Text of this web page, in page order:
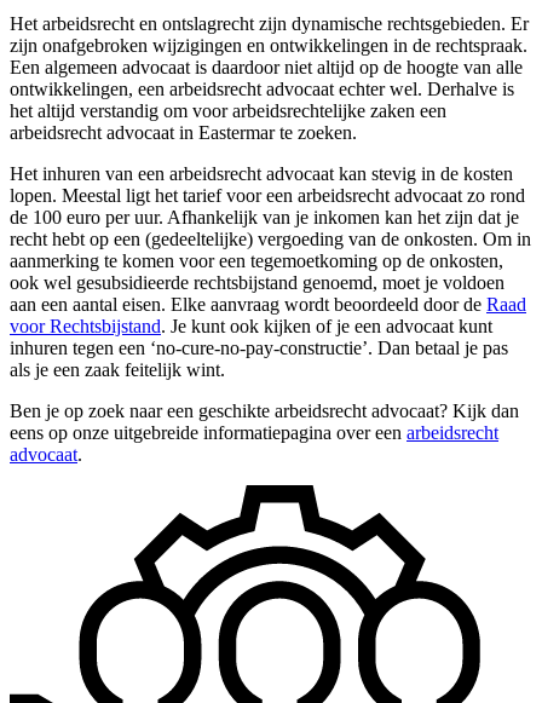
Het arbeidsrecht en ontslagrecht zijn dynamische rechtsgebieden. Er
zijn onafgebroken wijzigingen en ontwikkelingen in de rechtspraak.
Een algemeen advocaat is daardoor niet altijd op de hoogte van alle
ontwikkelingen, een arbeidsrecht advocaat echter wel. Derhalve is
het altijd verstandig om voor arbeidsrechtelijke zaken een
arbeidsrecht advocaat in Eastermar te zoeken.
Het inhuren van een arbeidsrecht advocaat kan stevig in de kosten
lopen. Meestal ligt het tarief voor een arbeidsrecht advocaat zo rond
de 100 euro per uur. Afhankelijk van je inkomen kan het zijn dat je
recht hebt op een (gedeeltelijke) vergoeding van de onkosten. Om in
aanmerking te komen voor een tegemoetkoming op de onkosten,
ook wel gesubsidieerde rechtsbijstand genoemd, moet je voldoen
aan een aantal eisen. Elke aanvraag wordt beoordeeld door de Raad
voor Rechtsbijstand. Je kunt ook kijken of je een advocaat kunt
inhuren tegen een ‘no-cure-no-pay-constructie’. Dan betaal je pas
als je een zaak feitelijk wint.
Ben je op zoek naar een geschikte arbeidsrecht advocaat? Kijk dan
eens op onze uitgebreide informatiepagina over een arbeidsrecht
advocaat.